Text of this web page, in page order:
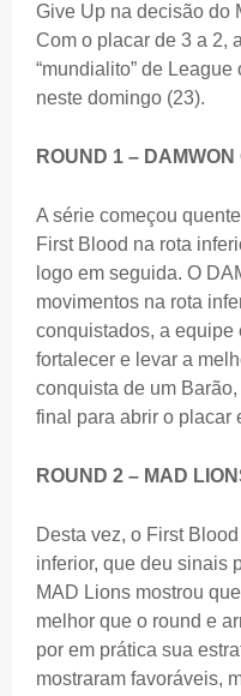
Give Up na decisão do
Com o placar de 3 a 2,
“mundialito” de
neste domingo (23).
ROUND 1 – DAMWON
A série começou
First Blood na rota
logo em seguida. O
movimentos na rota
conquistados, a
fortalecer e levar a
conquista de um
final para abrir o placar
ROUND 2 – MAD
Desta vez, o First
inferior, que deu sinais
MAD Lions mostrou
melhor que o round e
por em prática sua
mostraram favoráveis,